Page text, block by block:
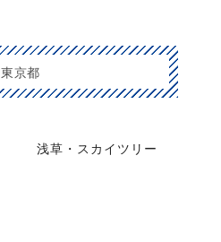
東京都
浅草・スカイツリー